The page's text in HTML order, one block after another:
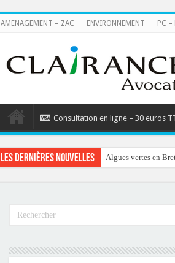
AMENAGEMENT – ZAC ENVIRONNEMENT PC –
Consultation en ligne – 30 euros
Les dernières nouvelles Algues vertes en